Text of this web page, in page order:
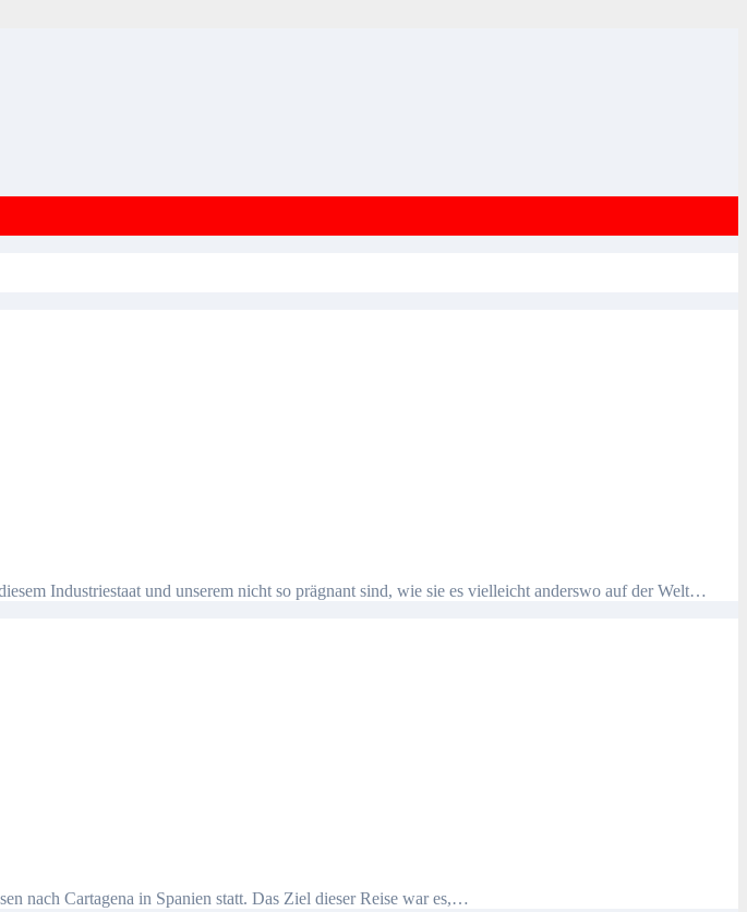
Industriestaat und unserem nicht so prägnant sind, wie sie es vielleicht anderswo auf der Welt…
nach Cartagena in Spanien statt. Das Ziel dieser Reise war es,…